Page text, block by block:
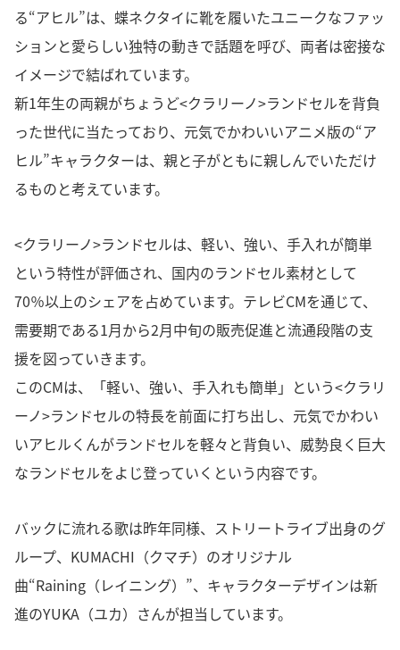
る“アヒル”は、蝶ネクタイに靴を履いたユニークなファッ
ションと愛らしい独特の動きで話題を呼び、両者は密接な
イメージで結ばれています。
新1年生の両親がちょうど<クラリーノ>ランドセルを背負
った世代に当たっており、元気でかわいいアニメ版の“ア
ヒル”キャラクターは、親と子がともに親しんでいただけ
るものと考えています。
<クラリーノ>ランドセルは、軽い、強い、手入れが簡単
という特性が評価され、国内のランドセル素材として
70％以上のシェアを占めています。テレビCMを通じて、
需要期である1月から2月中旬の販売促進と流通段階の支
援を図っていきます。
このCMは、「軽い、強い、手入れも簡単」という<クラリ
ーノ>ランドセルの特長を前面に打ち出し、元気でかわい
いアヒルくんがランドセルを軽々と背負い、威勢良く巨大
なランドセルをよじ登っていくという内容です。
バックに流れる歌は昨年同様、ストリートライブ出身のグ
ループ、KUMACHI（クマチ）のオリジナル
曲“Raining（レイニング）”、キャラクターデザインは新
進のYUKA（ユカ）さんが担当しています。